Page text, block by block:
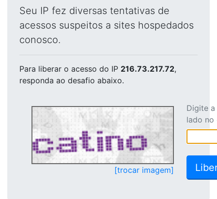
Seu IP fez diversas tentativas de
acessos suspeitos a sites hospedados
conosco.
Para liberar o acesso do IP 216.73.217.72,
responda ao desafio abaixo.
[trocar imagem]
Digite
lado no